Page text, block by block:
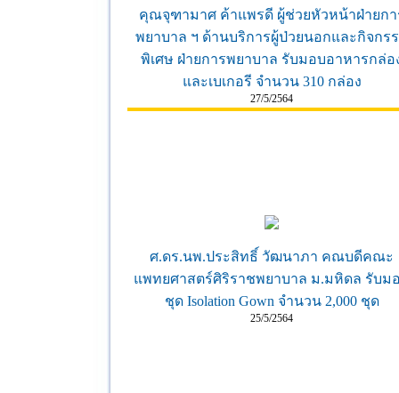
คุณจุฑามาศ ค้าแพรดี ผู้ช่วยหัวหน้าฝ่ายกา
พยาบาล ฯ ด้านบริการผู้ป่วยนอกและกิจกร
พิเศษ ฝ่ายการพยาบาล รับมอบอาหารกล่อ
และเบเกอรี จำนวน 310 กล่อง
27/5/2564
ศ.ดร.นพ.ประสิทธิ์ วัฒนาภา คณบดีคณะ
แพทยศาสตร์ศิริราชพยาบาล ม.มหิดล รับม
ชุด Isolation Gown จำนวน 2,000 ชุด
25/5/2564